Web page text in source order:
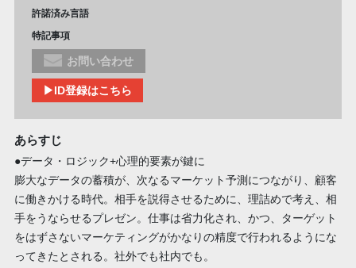
許諾済み言語
特記事項
お問い合わせ
▶ID登録はこちら
あらすじ
●データ・ロジック+心理的要素が鍵に
膨大なデータの蓄積が、次なるマーケット予測につながり、顧客
に働きかける時代。相手を説得させるために、理詰めで考え、相
手をうならせるプレゼン。仕事は省力化され、かつ、ターゲット
をはずさないマーケティングがかなりの精度で行われるようにな
ってきたとされる。社外でも社内でも。